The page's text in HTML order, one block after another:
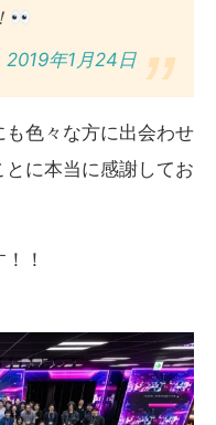
2019年1月24日
色々な方に出会わせ
に本当に感謝してお
！